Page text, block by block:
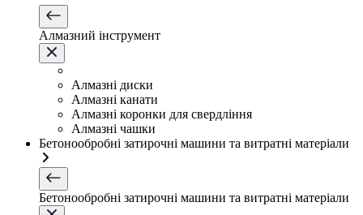
Алмазний інструмент
Алмазні диски
Алмазні канати
Алмазні коронки для свердління
Алмазні чашки
Бетонообробні затирочні машини та витратні матеріали
Бетонообробні затирочні машини та витратні матеріали